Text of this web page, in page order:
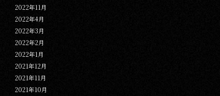
2022年11月
2022年4月
2022年3月
2022年2月
2022年1月
2021年12月
2021年11月
2021年10月